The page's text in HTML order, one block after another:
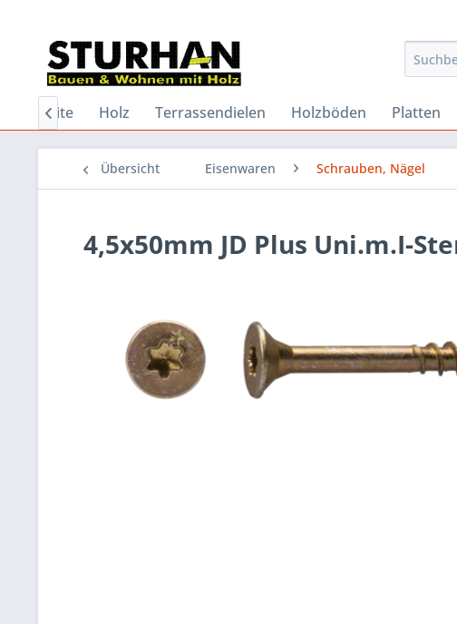
Startseite Holz Terrassendielen Holzböden Platten

Übersicht Eisenwaren Schrauben, Nägel
4,5x50mm JD Plus Uni.m.I-